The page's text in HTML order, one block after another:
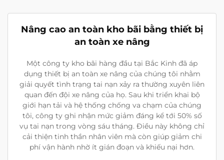
Nâng cao an toàn kho bãi bằng thiết bị
an toàn xe nâng
Một công ty kho bãi hàng đầu tại Bắc Kinh đã áp
dụng thiết bị an toàn xe nâng của chúng tôi nhằm
giải quyết tình trạng tai nạn xảy ra thường xuyên liên
quan đến đội xe nâng của họ. Sau khi triển khai bộ
giới hạn tải và hệ thống chống va chạm của chúng
tôi, công ty ghi nhận mức giảm đáng kể tới 50% số
vụ tai nạn trong vòng sáu tháng. Điều này không chỉ
cải thiện tinh thần nhân viên mà còn giúp giảm chi
phí vận hành nhờ ít gián đoạn và khiếu nại hơn.